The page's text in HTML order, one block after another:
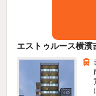
エストゥルース横濱